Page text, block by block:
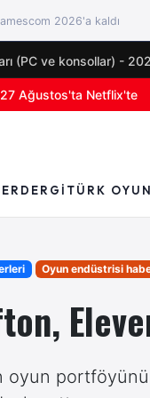
2026'a kaldı
(PC ve konsollar) -
tüm oyun duyuruları
DERGI TÜRK
Oyun endüstrisi
oyun